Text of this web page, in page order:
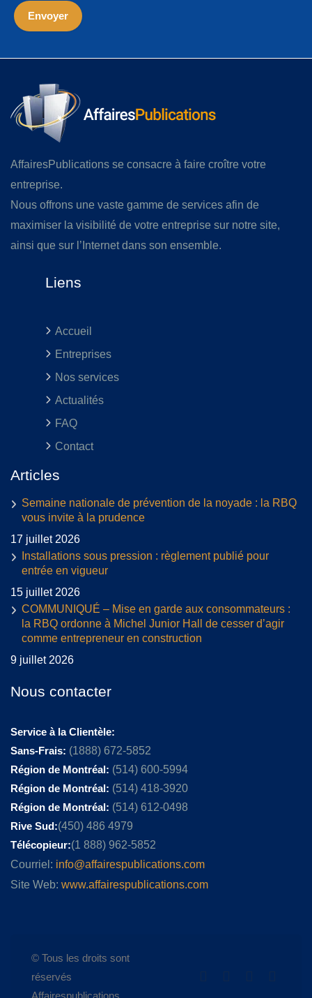
AffairesPublications se consacre à faire croître votre
entreprise.
Nous offrons une vaste gamme de services afin de
maximiser la visibilité de votre entreprise sur notre site,
ainsi que sur l’Internet dans son ensemble.
Liens
Accueil
Entreprises
Nos services
Actualités
FAQ
Contact
Articles
Semaine nationale de prévention de la noyade : la RBQ
vous invite à la prudence
17 juillet 2026
Installations sous pression : règlement publié pour
entrée en vigueur
15 juillet 2026
COMMUNIQUÉ – Mise en garde aux consommateurs :
la RBQ ordonne à Michel Junior Hall de cesser d’agir
comme entrepreneur en construction
9 juillet 2026
Nous contacter
Service à la Clientèle:
Sans-Frais: (1888) 672-5852
Région de Montréal: (514) 600-5994
Région de Montréal: (514) 418-3920
Région de Montréal: (514) 612-0498
Rive Sud:(450) 486 4979
Télécopieur:(1 888) 962-5852
Courriel: info@affairespublications.com
Site Web: www.affairespublications.com
© Tous les droits sont
réservés
Affairespublications.